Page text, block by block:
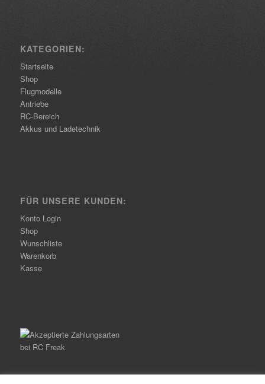
KATEGORIEN:
Startseite
Shop
Flugmodelle
Antriebe
RC-Bereich
Akkus und Ladetechnik
FÜR UNSERE KUNDEN:
Konto Login
Shop
Wunschliste
Warenkorb
Kasse